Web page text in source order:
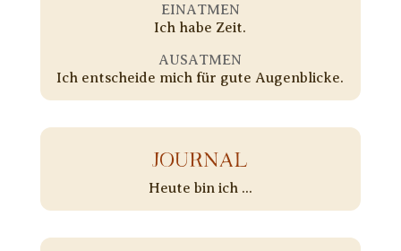
EINATMEN
Ich habe Zeit.
AUSATMEN
Ich entscheide mich für gute Augenblicke.
JOURNAL
Heute bin ich ...